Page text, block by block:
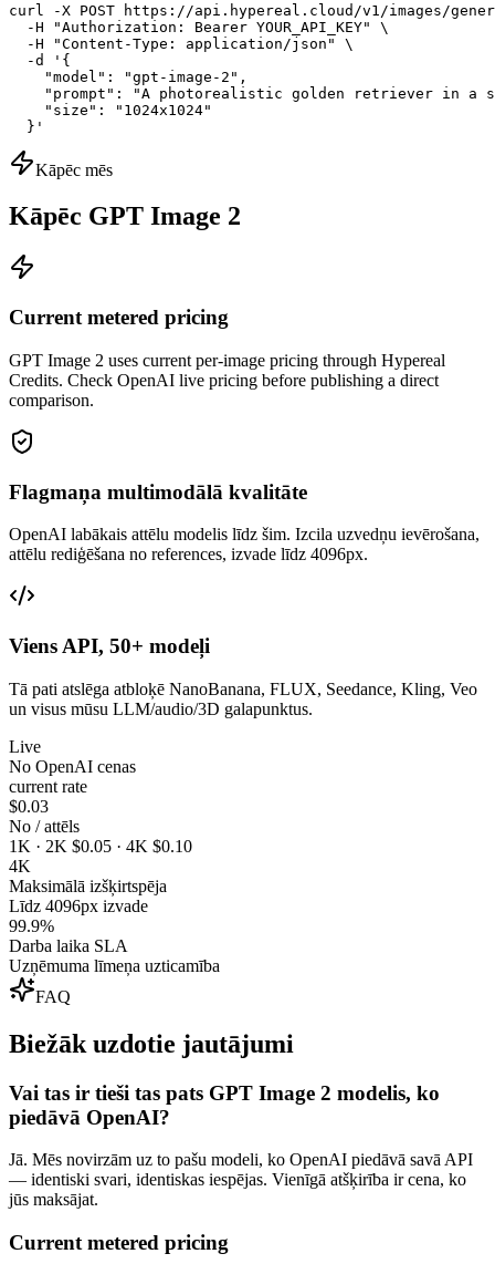
curl -X POST https://api.hypereal.cloud/v1/images/
  -H "Authorization: Bearer YOUR_API_KEY" \
  -H "Content-Type: application/json" \
  -d '{
    "model": "gpt-image-2",
"prompt": "A photorealistic golden retriever in a
    "size": "1024x1024"
  }'
Kāpēc mēs
Kāpēc GPT Image 2
Current metered pricing
GPT Image 2 uses current per-image pricing through Hypereal
Credits. Check OpenAI live pricing before publishing a direct
comparison.
Flagmaņa multimodālā kvalitāte
OpenAI labākais attēlu modelis līdz šim. Izcila uzvedņu ievērošana,
attēlu rediģēšana no references, izvade līdz 4096px.
Viens API, 50+ modeļi
Tā pati atslēga atbloķē NanoBanana, FLUX, Seedance, Kling, Veo
un visus mūsu LLM/audio/3D galapunktus.
Live
No OpenAI cenas
current rate
$0.03
No / attēls
1K · 2K $0.05 · 4K $0.10
4K
Maksimālā izšķirtspēja
Līdz 4096px izvade
99.9%
Darba laika SLA
Uzņēmuma līmeņa uzticamība
FAQ
Biežāk uzdotie jautājumi
Vai tas ir tieši tas pats GPT Image 2 modelis, ko
piedāvā OpenAI?
Jā. Mēs novirzām uz to pašu modeli, ko OpenAI piedāvā savā API
— identiski svari, identiskas iespējas. Vienīgā atšķirība ir cena, ko
jūs maksājat.
Current metered pricing